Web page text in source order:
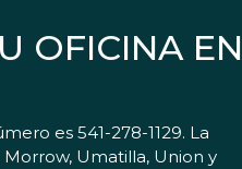
OFICINA EN
es 541-278-1129. La
Umatilla, Union y